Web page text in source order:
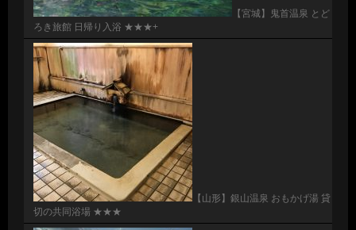
【宮城】鬼首温泉 とど
ろき旅館 日帰り入浴 ★★★+
【山形】銀山温泉 おもかげ湯 貸
切の共同浴場 ★★★